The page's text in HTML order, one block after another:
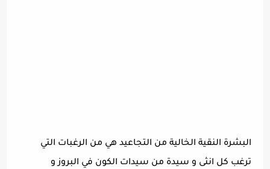
البشرة النقية الخالية من التجاعيد هي من الرغبات التي
ترغب كل انثى و سيدة من سيدات الكون في البروز و